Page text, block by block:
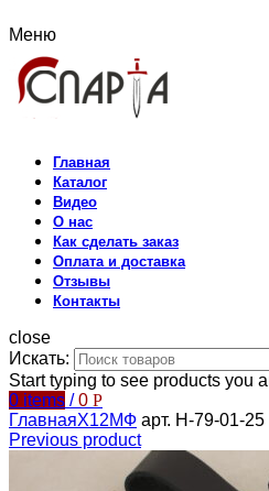
Меню
Главная
Каталог
Видео
О нас
Как сделать заказ
Оплата и доставка
Отзывы
Контакты
close
Искать:
Start typing to see products you
0 items / 0 Р
ГлавнаяХ12МФ арт. Н-79-01-
Previous product